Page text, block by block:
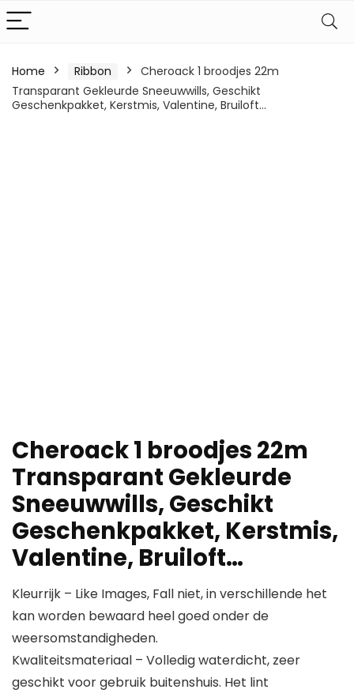
Home Ribbon
Cheroack 1 broodjes 22m
Transparant Gekleurde Sneeuwwills, Geschikt
Geschenkpakket, Kerstmis, Valentine, Bruiloft…
Cheroack 1 broodjes 22m
Transparant Gekleurde
Sneeuwwills, Geschikt
Geschenkpakket, Kerstmis,
Valentine, Bruiloft…
Kleurrijk – Like Images, Fall niet, in verschillende het
kan worden bewaard heel goed onder de
weersomstandigheden.
Kwaliteitsmateriaal – Volledig waterdicht, zeer
geschikt voor gebruik buitenshuis. Het lint